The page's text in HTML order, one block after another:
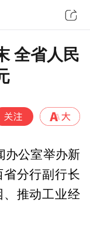
全省人民
办公室举办新
分行副行长
推动工业经